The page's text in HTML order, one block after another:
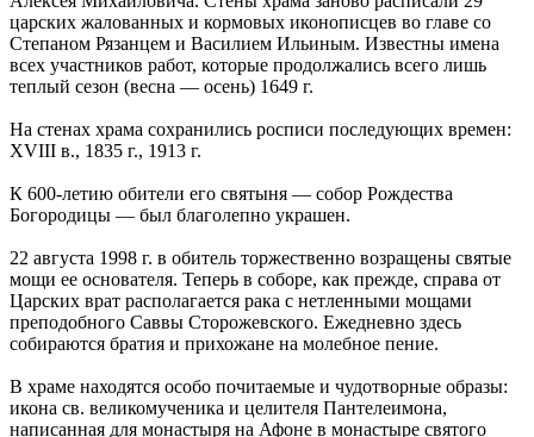
царских жалованных и кормовых иконописцев во главе со
Степаном Рязанцем и Василием Ильиным. Известны имена
всех участников работ, которые продолжались всего лишь
теплый сезон (весна — осень) 1649 г.
На стенах храма сохранились росписи последующих времен:
XVIII в., 1835 г., 1913 г.
К 600-летию обители его святыня — собор Рождества
Богородицы — был благолепно украшен.
22 августа 1998 г. в обитель торжественно возращены святые
мощи ее основателя. Теперь в соборе, как прежде, справа от
Царских врат располагается рака с нетленными мощами
преподобного Саввы Сторожевского. Ежедневно здесь
собираются братия и прихожане на молебное пение.
В храме находятся особо почитаемые и чудотворные образы:
икона св. великомученика и целителя Пантелеимона,
написанная для монастыря на Афоне в монастыре святого